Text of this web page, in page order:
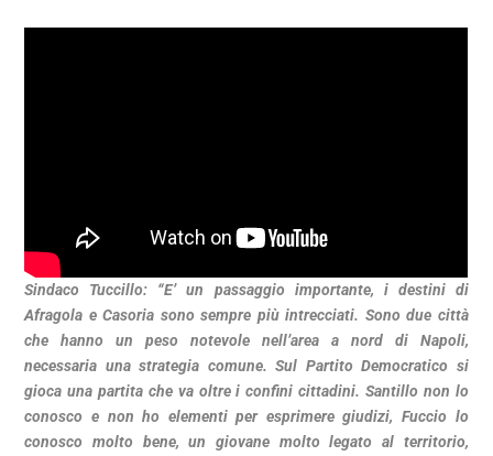
Sindaco Tuccillo: “E’ un passaggio importante, i destini di
Afragola e Casoria sono sempre più intrecciati. Sono due città
che hanno un peso notevole nell’area a nord di Napoli,
necessaria una strategia comune. Sul Partito Democratico si
gioca una partita che va oltre i confini cittadini. Santillo non lo
conosco e non ho elementi per esprimere giudizi, Fuccio lo
conosco molto bene, un giovane molto legato al territorio,